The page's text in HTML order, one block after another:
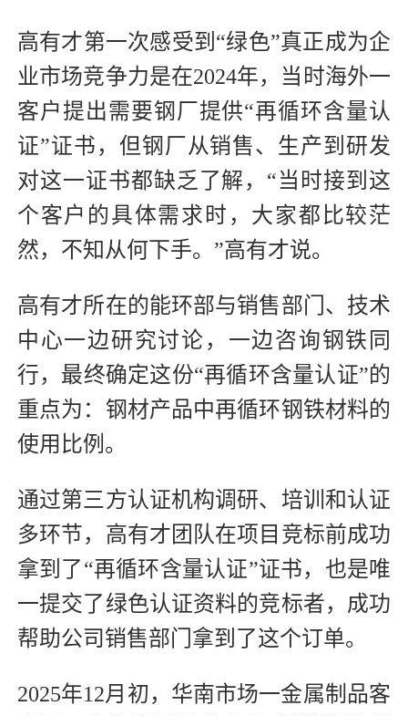
高有才第一次感受到“绿色”真正成为企
业市场竞争力是在2024年，当时海外一
客户提出需要钢厂提供“再循环含量认
证”证书，但钢厂从销售、生产到研发
对这一证书都缺乏了解，“当时接到这
个客户的具体需求时，大家都比较茫
然，不知从何下手。”高有才说。
高有才所在的能环部与销售部门、技术
中心一边研究讨论，一边咨询钢铁同
行，最终确定这份“再循环含量认证”的
重点为：钢材产品中再循环钢铁材料的
使用比例。
通过第三方认证机构调研、培训和认证
多环节，高有才团队在项目竞标前成功
拿到了“再循环含量认证”证书，也是唯
一提交了绿色认证资料的竞标者，成功
帮助公司销售部门拿到了这个订单。
2025年12月初，华南市场一金属制品客